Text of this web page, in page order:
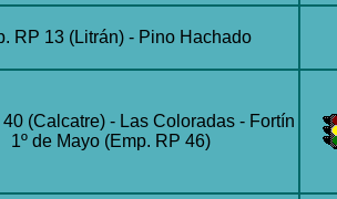
RP 13 (Litrán) - Pino Hachado
40 (Calcatre) - Las Coloradas - Fortín
1º de Mayo (Emp. RP 46)